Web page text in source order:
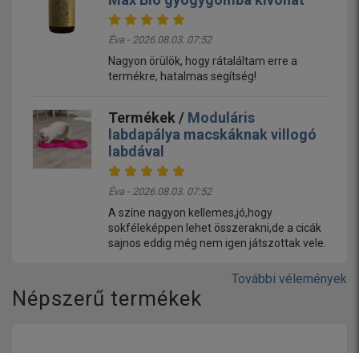
Éva - 2026.08.03. 07:52
Nagyon örülök, hogy rátaláltam erre a
termékre, hatalmas segítség!
Termékek / Moduláris
labdapálya macskáknak villogó
labdával
Éva - 2026.08.03. 07:52
A színe nagyon kellemes,jó,hogy
sokféleképpen lehet összerakni,de a cicák
sajnos eddig még nem igen játszottak vele.
További vélemények
Népszerű termékek